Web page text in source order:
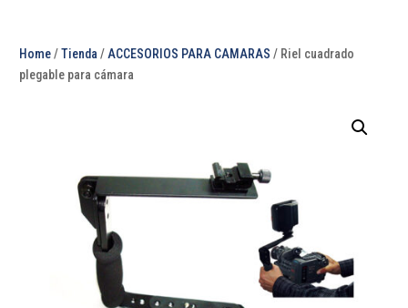
Home/Tienda / ACCESORIOS PARA CAMARAS / Riel cuadrado
plegable para cámara